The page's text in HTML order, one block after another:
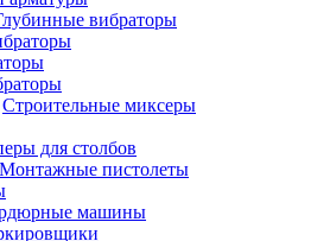
вибраторы
Строительные миксеры
для столбов
Монтажные пистолеты
машины